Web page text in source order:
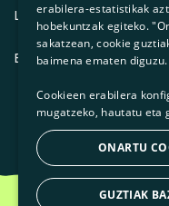
Prentsa
Gurekin lan egin
Lege-oharra
ES CAGLEU
erabilera-estatistikak
hobekuntzak egiteko.
sakatzean, cookie
baimena ematen diguzu.
Cookieen erabilera
mugatzeko, hautatu eta
ONARTU
GUZTIAK